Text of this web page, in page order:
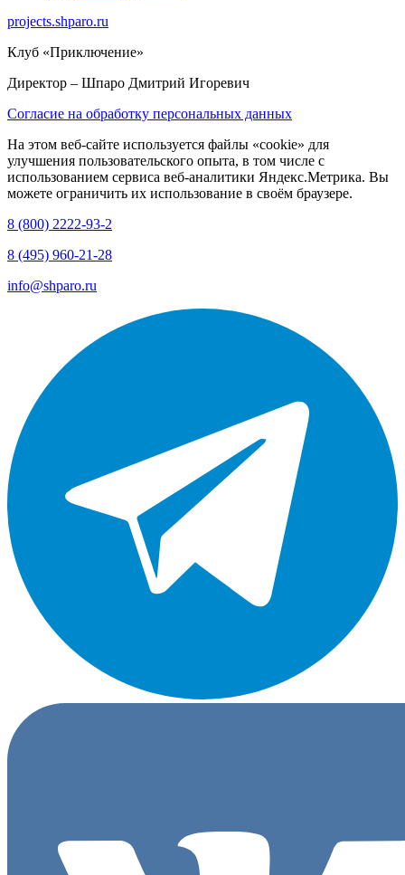
projects.shparo.ru
Клуб «Приключение»
Директор – Шпаро Дмитрий Игоревич
Согласие на обработку персональных данных
На этом веб-сайте используется файлы «cookie» для
улучшения пользовательского опыта, в том числе с
использованием сервиса веб-аналитики Яндекс.Метрика. Вы
можете ограничить их использование в своём браузере.
8 (800) 2222-93-2
8 (495) 960-21-28
info@shparo.ru